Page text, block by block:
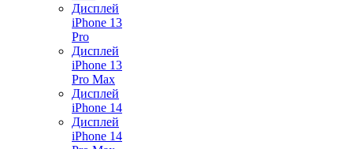
Дисплей
iPhone 13
Pro
Дисплей
iPhone 13
Pro Max
Дисплей
iPhone 14
Дисплей
iPhone 14